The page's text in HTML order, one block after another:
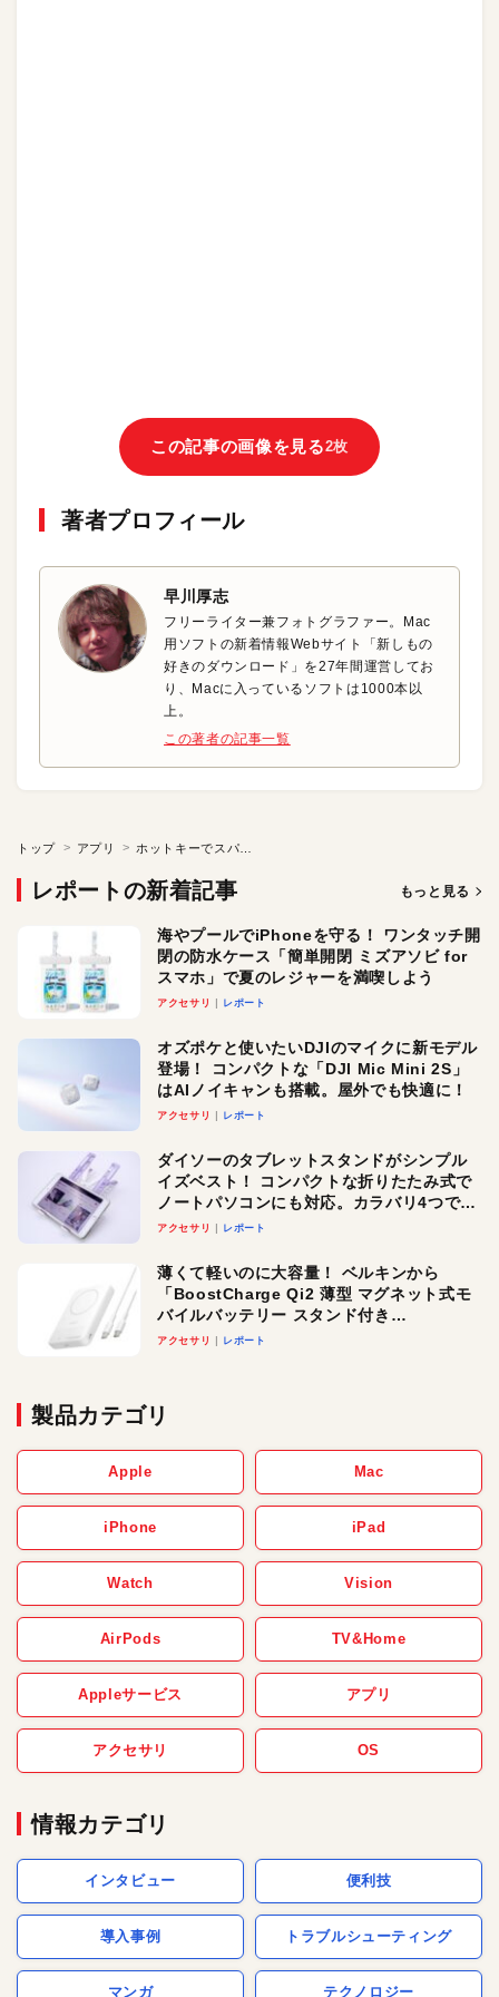
この記事の画像を見る2枚
著者プロフィール
早川厚志
フリーライター兼フォトグラファー。Mac
用ソフトの新着情報Webサイト「新しもの
好きのダウンロード」を27年間運営してお
り、Macに入っているソフトは1000本以
上。
この著者の記事一覧
トップ アプリ
レポートの新着記事 もっと見る
海やプールでiPhoneを守る！ ワンタッチ開
閉の防水ケース「簡単開閉 ミズアソビ for
スマホ」で夏のレジャーを満喫しよう
アクセサリ レポート
オズポケと使いたいDJIのマイクに新モデル
登場！ コンパクトな「DJI Mic Mini 2S」
はAIノイキャンも搭載。屋外でも快適に！
アクセサリ レポート
ダイソーのタブレットスタンドがシンプル
イズベスト！ コンパクトな折りたたみ式で
ノートパソコンにも対応。カラバリ4つで選
べる楽しさも
アクセサリ レポート
薄くて軽いのに大容量！ ベルキンから
「BoostCharge Qi2 薄型 マグネット式モ
バイルバッテリー スタンド付き
10,000mAh」が登場。3台同時充電対応で
アクセサリ レポート
製品カテゴリ
Apple Mac
iPhone iPad
Watch Vision
AirPods TV&Home
Appleサービス アプリ
アクセサリ OS
情報カテゴリ
インタビュー 便利技
導入事例 トラブルシューティング
マンガ テクノロジー